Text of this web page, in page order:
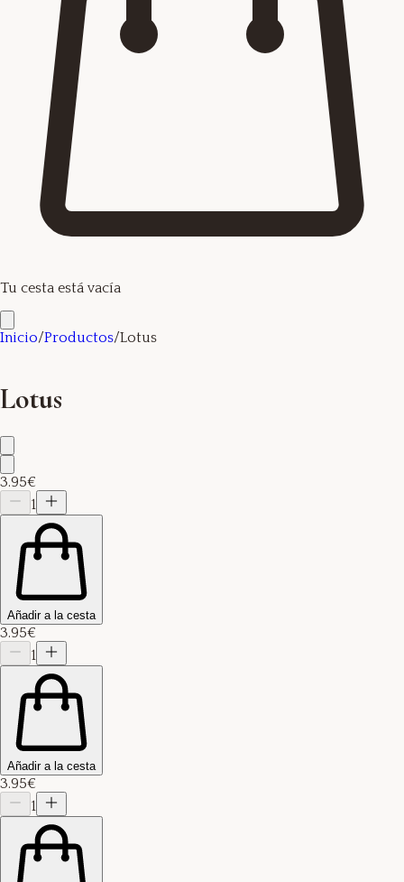
Tu cesta está vacía
Inicio/Productos/Lotus
Lotus
3.95€
1
Añadir a la cesta
3.95€
1
Añadir a la cesta
3.95€
1